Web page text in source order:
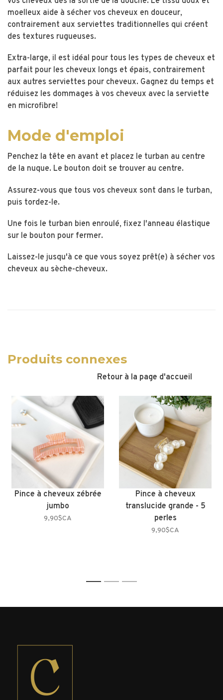
moelleux aide à sécher vos cheveux en douceur,
contrairement aux serviettes traditionnelles qui créent
des textures rugueuses.
Extra-large, il est idéal pour tous les types de cheveux et
parfait pour les cheveux longs et épais, contrairement
aux autres serviettes pour cheveux. Gagnez du temps et
réduisez les dommages à vos cheveux avec la serviette
en microfibre!
Mode d'emploi
Penchez la tête en avant et placez le turban au centre
de la nuque. Le bouton doit se trouver au centre.
Assurez-vous que tous vos cheveux sont dans le turban,
puis tordez-le.
Une fois le turban bien enroulé, fixez l'anneau élastique
sur le bouton pour fermer.
Laissez-le jusqu'à ce que vous soyez prêt(e) à sécher vos
cheveux au sèche-cheveux.
Produits connexes
Retour à la page d'accueil
Pince à cheveux zébrée
jumbo
9,90$CA
Pince à cheveux
translucide grande - 5
perles
9,90$CA
1 2 3